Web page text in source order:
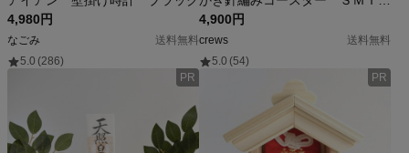
4,980円
なごみ
送料無料
5.0 (286)
4,900円
crews
送料無料
5.0 (54)
PR
PR